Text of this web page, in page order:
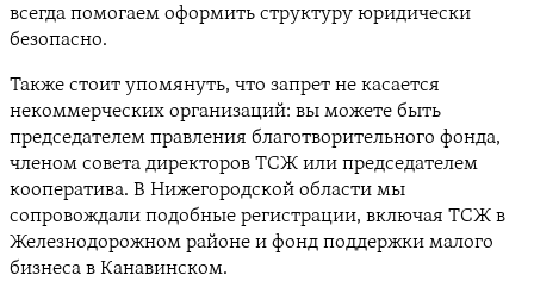
всегда помогаем оформить структуру юридически
безопасно.
Также стоит упомянуть, что запрет не касается
некоммерческих организаций: вы можете быть
председателем правления благотворительного фонда,
членом совета директоров ТСЖ или председателем
кооператива. В Нижегородской области мы
сопровождали подобные регистрации, включая ТСЖ в
Железнодорожном районе и фонд поддержки малого
бизнеса в Канавинском.